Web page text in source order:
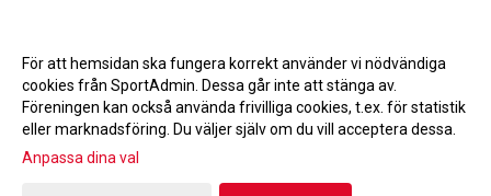
Gå till Webbversion
För att hemsidan ska fungera korrekt använder vi nödvändiga
cookies från SportAdmin. Dessa går inte att stänga av.
Föreningen kan också använda frivilliga cookies, t.ex. för statistik
eller marknadsföring. Du väljer själv om du vill acceptera dessa.
Anpassa dina val